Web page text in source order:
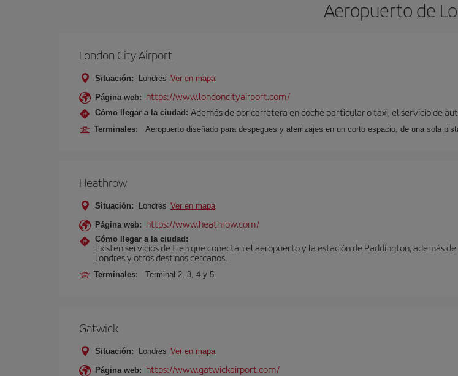
Aeropuerto de
London City Airport
Situación: Londres Ver en mapa
Página web: https://www.londoncityairport.com/
Cómo llegar a la ciudad: Además de por carretera en coche particular o taxi, el servicio de
Terminales: Aeropuerto diseñado para despegues y aterrizajes en un corto espacio, de una sola
Heathrow
Situación: Londres Ver en mapa
Página web: https://www.heathrow.com/
Cómo llegar a la ciudad:
Existen servicios de tren que conectan el aeropuerto y la estación de Paddington, además
Londres y otros destinos cercanos.
Terminales: Terminal 2, 3, 4 y 5.
Gatwick
Situación: Londres Ver en mapa
Página web: https://www.gatwickairport.com/